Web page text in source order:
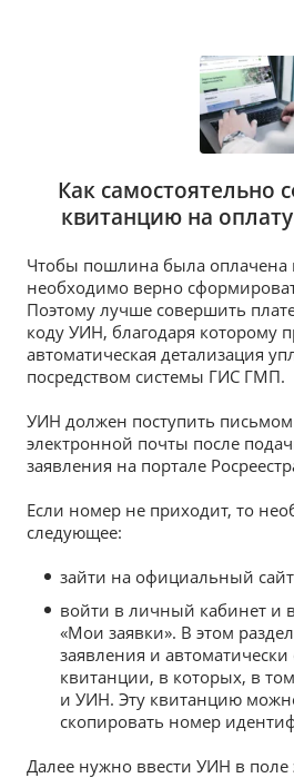
Как самостоятельно
квитанцию на
Чтобы пошлина была оплачена
необходимо верно
Поэтому лучше совершить
коду УИН, благодаря которому
автоматическая детализация
посредством системы ГИС ГМП.
УИН должен поступить письмом
электронной почты после
заявления на портале
Если номер не приходит, то
следующее:
зайти на официальный сайт
войти в личный кабинет и
«Мои заявки». В этом
заявления и
квитанции, в которых, в
и УИН. Эту квитанцию
скопировать номер
Далее нужно ввести УИН в поле